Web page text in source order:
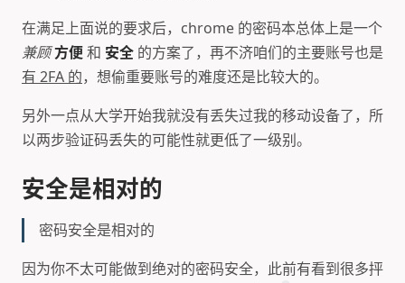
在满足上面说的要求后，chrome 的密码本总体上是一个
兼顾方便和 安全 的方案了，再不济咱们的主要账号也是
有 2FA 的，想偷重要账号的难度还是比较大的。
另外一点从大学开始我就没有丢失过我的移动设备了，所
以两步验证码丢失的可能性就更低了一级别。
安全是相对的
密码安全是相对的
因为你不太可能做到绝对的密码安全，此前有看到很多抨